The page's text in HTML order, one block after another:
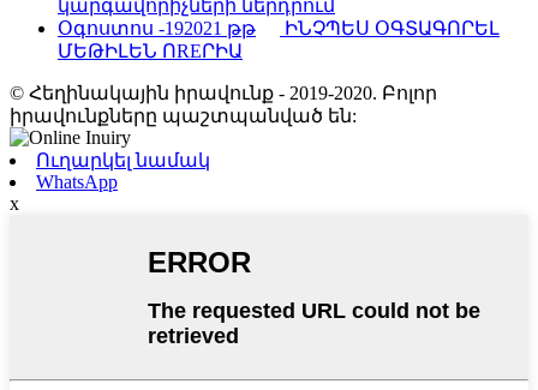
կարգավորիչների ներդրում
Օգոստոս -192021 թթ
ԻՆՉՊԵՍ ՕԳՏԱԳՈՐԵԼ
ՄԵԹԻԼԵՆ ՈREՐԻԱ
© Հեղինակային իրավունք - 2019-2020. Բոլոր
իրավունքները պաշտպանված են:
Ուղարկել նամակ
WhatsApp
x